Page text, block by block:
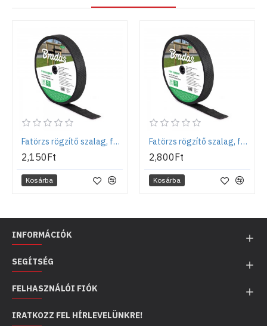
Fatörzs rögzítő szalag, fakötöző, 30mm x 25m
2,150Ft
Kosárba
Fatörzs rögzítő szalag, fakötöző, 40mm x 25m
2,800Ft
Kosárba
INFORMÁCIÓK
SEGÍTSÉG
FELHASZNÁLÓI FIÓK
IRATKOZZ FEL HÍRLEVELÜNKRE!